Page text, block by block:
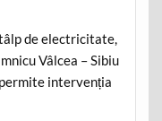
de electricitate,
Vâlcea – Sibiu
intervenția